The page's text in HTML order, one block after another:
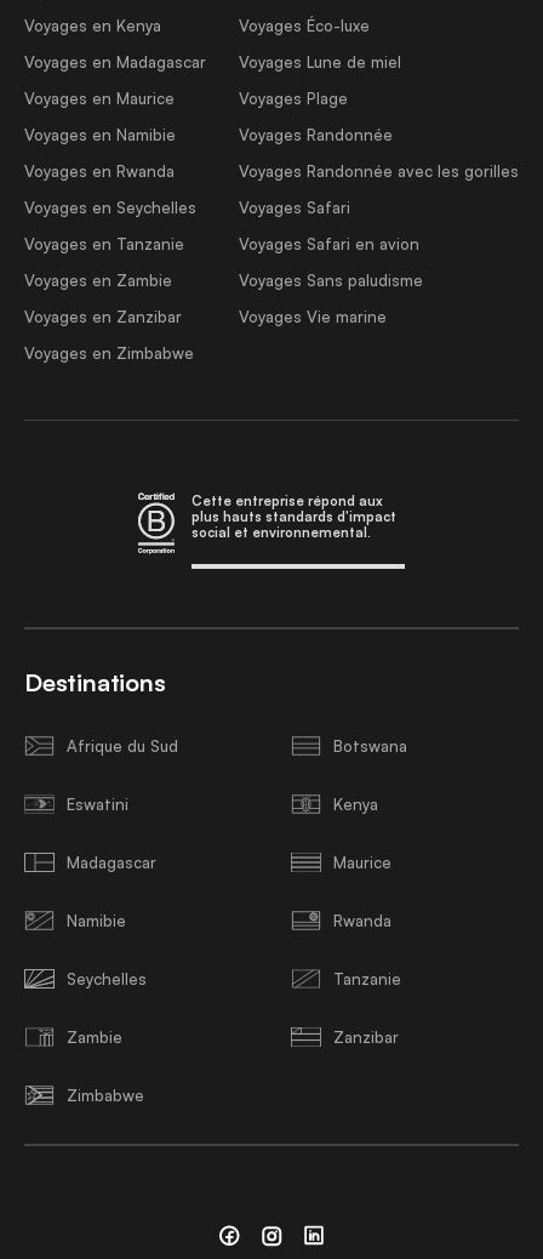
Voyages en Kenya
Voyages en Madagascar
Voyages en Maurice
Voyages en Namibie
Voyages en Rwanda
Voyages en Seychelles
Voyages en Tanzanie
Voyages en Zambie
Voyages en Zanzibar
Voyages en Zimbabwe
Voyages Éco-luxe
Voyages Lune de miel
Voyages Plage
Voyages Randonnée
Voyages Randonnée avec les gorilles
Voyages Safari
Voyages Safari en avion
Voyages Sans paludisme
Voyages Vie marine
Cette entreprise répond aux
plus hauts standards d'impact
social et environnemental.
Destinations
Afrique du Sud Botswana
Eswatini Kenya
Madagascar Maurice
Namibie Rwanda
Seychelles Tanzanie
Zambie Zanzibar
Zimbabwe
FacebookInstagramLinkedin